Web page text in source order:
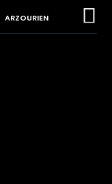
ARZOURIEN 